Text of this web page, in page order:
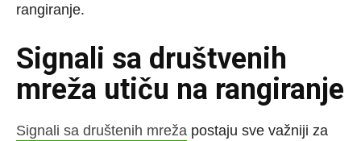
rangiranje.
Signali sa društvenih
mreža utiču na rangiranje
Signali sa društenih mreža postaju sve važniji za